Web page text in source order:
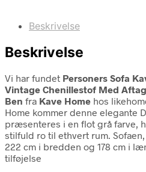
Beskrivelse
Beskrivelse
Vi har fundet Personers Sofa
Vintage Chenillestof Med
Ben fra Kave Home hos
Home kommer denne elegante
præsenteres i en flot grå farve,
stilfuld ro til ethvert rum.
222 cm i bredden og 178 cm i
tilføjelse